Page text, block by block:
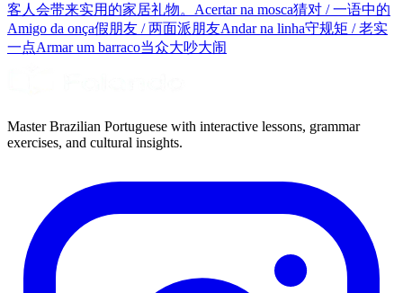
客人会带来实用的家居礼物。 Acertar na mosca猜对 / 一语中的
Amigo da onça假朋友 / 两面派朋友Andar na linha守规矩 / 老实
一点Armar um barraco当众大吵大闹
Master Brazilian Portuguese with interactive lessons, grammar
exercises, and cultural insights.